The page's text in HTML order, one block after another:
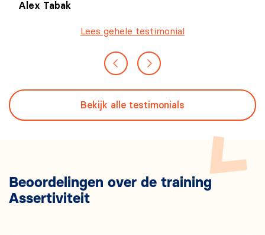
Alex Tabak
Lees gehele testimonial
Bekijk alle testimonials
Beoordelingen over de training
Assertiviteit